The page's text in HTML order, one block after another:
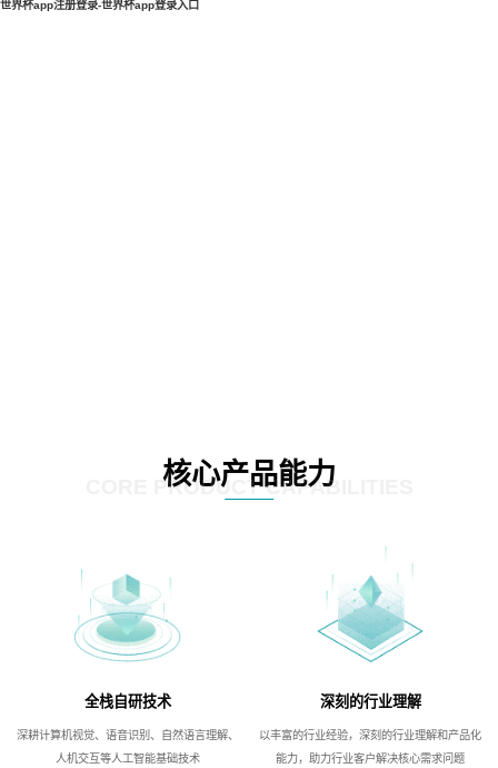
世界杯app注册登录-世界杯app登录入口
核心产品能力
CORE PRODUCT CAPABILITIES
全栈自研技术
深耕计算机视觉、语音识别、自然语言理解、
人机交互等人工智能基础技术
深刻的行业理解
以丰富的行业经验，深刻的行业理解和产品化
能力，助力行业客户解决核心需求问题